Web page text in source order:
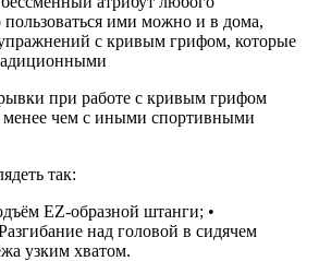
пользоваться ими можно и в дома,
с кривым грифом, которые
при работе с кривым грифом
менее чем с иными спортивными
так:
EZ-образной штанги; •
над головой в сидячем
узким хватом.